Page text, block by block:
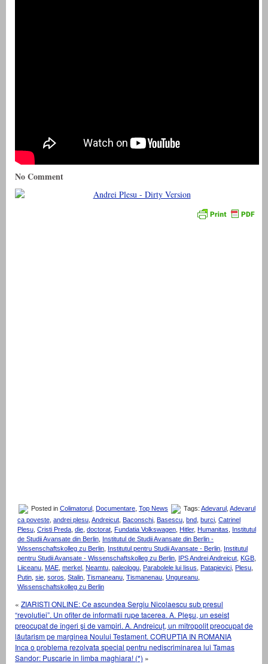
No Comment
Posted in Colimatorul Documentare Top News Tags: Adevarul Adevarul
ca poveste, andrei plesu, Andreicut, Baconschi, Basescu, bnd, burci, Catrinel
Plesu, Cristi Preda, die, doctorat, Fundatia Volkswagen, Hitler, Humanitas, Institutul
de Studii Avansate din Berlin, Institutul de Studii Avansate din Berlin -
Wissenschaftskolleg zu Berlin, Institutul pentru Studii Avansate - Berlin, Institutul
pentru Studii Avansate - Wissenschaftskolleg zu Berlin, IPS Andrei Andreicut, KGB,
Liiceanu, MAE, merkel , Neamtu, paleologu, Parabolele lui Iisus, Patapievici, Plesu,
Putin, sie, soros, Stalin, Tismaneanu, Tismanenau, Ungureanu,
Wissenschaftskolleg zu Berlin
« ZIARISTI ONLINE: Ce ascundea Sergiu Nicolaescu sub presul
“revolutiei”. Un ofiter de informatii rupe tacerea. A. Pleşu, un eseist
preocupat de îngeri şi de vampiri. A. Andreicuţ, un mitropolit preocupat de
lăutarism pe marginea Noului Testament. CORUPTIA IN ROMANIA
Inca o problema rezolvata special pentru nediscriminarea lui Tamas
Sandor: Puscarie in limba maghiara! (*) »